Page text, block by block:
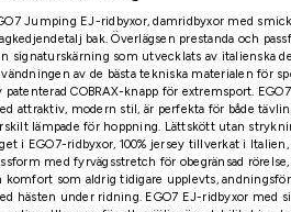
Jumping EJ-ridbyxor, damridbyxor med
bak. Överlägsen prestanda och
signaturskärning som utvecklats av italienska
av de bästa tekniska materialen för
patenterad COBRAX-knapp för extremsport.
attraktiv, modern stil, är perfekta för både
lämpade för hoppning. Lättskött utan
i EGO7-ridbyxor, 100% jersey tillverkat i
med fyrvägsstretch för obegränsad
komfort som aldrig tidigare upplevts,
hästen under ridning. EGO7 EJ-ridbyxor med